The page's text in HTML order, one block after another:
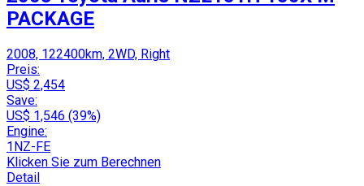
PACKAGE
2008, 122400km, 2WD, Right
Preis:
US$ 2,454
Save:
US$ 1,546 (39%)
Engine:
1NZ-FE
Klicken Sie zum Berechnen
Detail